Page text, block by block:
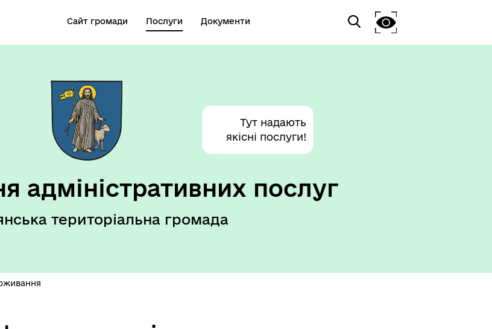
Сайт громади Послуги Документи
Тут надають
якісні послуги!
адміністративних послуг
територіальна громада